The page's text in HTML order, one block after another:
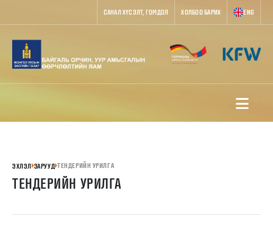
САНАЛ ХҮСЭЛТ, ГОМДОЛ ХОЛБОО БАРИХ ENG
ЭХЛЭЛ ЗАРУУД ТЕНДЕРИЙН УРИЛГА
ТЕНДЕРИЙН УРИЛГА